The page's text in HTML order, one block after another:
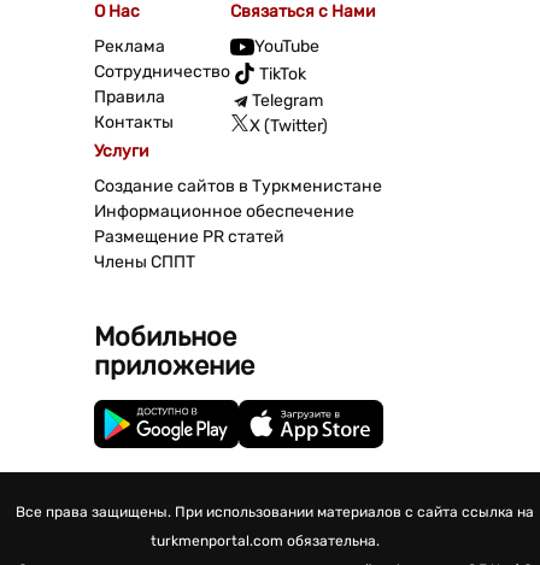
О Нас
Реклама
Сотрудничество
Правила
Контакты
Связаться с Нами
YouTube
TikTok
Telegram
X (Twitter)
Услуги
Создание сайтов в Туркменистане
Информационное обеспечение
Размещение PR статей
Члены СППТ
Мобильное
приложение
Все права защищены. При использовании материалов с сайта ссылка на
turkmenportal.com обязательна.